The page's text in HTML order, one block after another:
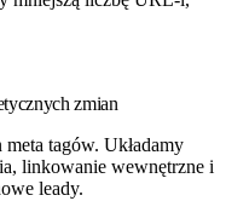
zmian
tagów. Układamy
linkowanie wewnętrzne i
leady.